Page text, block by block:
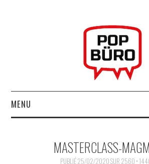
MENU
MUSIQUESACTUELLES.NET
MASTERCLASS-
PUBLIÉ25/02/2020SUR 2560 ×